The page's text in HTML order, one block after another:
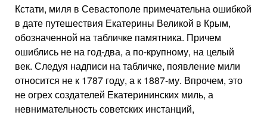
Кстати, миля в Севастополе примечательна ошибкой
в дате путешествия Екатерины Великой в Крым,
обозначенной на табличке памятника. Причем
ошиблись не на год-два, а по-крупному, на целый
век. Следуя надписи на табличке, появление мили
относится не к 1787 году, а к 1887-му. Впрочем, это
не огрех создателей Екатерининских миль, а
невнимательность советских инстанций,